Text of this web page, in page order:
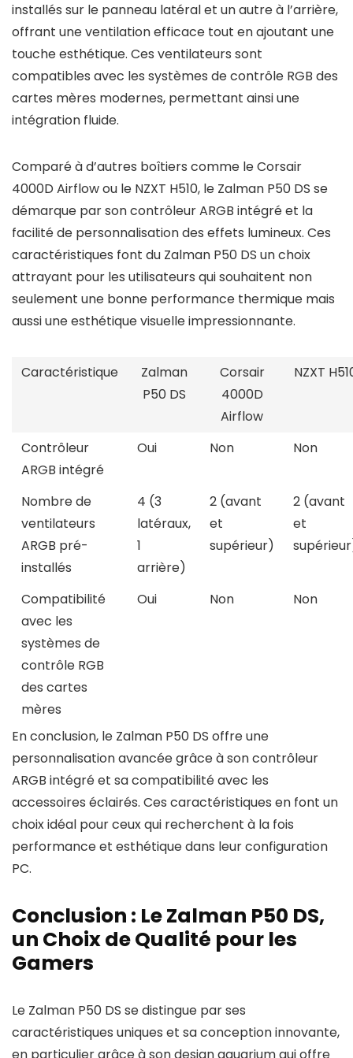
installés sur le panneau latéral et un autre à l’arrière,
offrant une ventilation efficace tout en ajoutant une
touche esthétique. Ces ventilateurs sont
compatibles avec les systèmes de contrôle RGB des
cartes mères modernes, permettant ainsi une
intégration fluide.
Comparé à d’autres boîtiers comme le Corsair
4000D Airflow ou le NZXT H510, le Zalman P50 DS se
démarque par son contrôleur ARGB intégré et la
facilité de personnalisation des effets lumineux. Ces
caractéristiques font du Zalman P50 DS un choix
attrayant pour les utilisateurs qui souhaitent non
seulement une bonne performance thermique mais
aussi une esthétique visuelle impressionnante.
Caractéristique
Zalman
P50 DS
Corsair
4000D
Airflow
NZXT
Contrôleur
ARGB intégré
Oui Non Non
Nombre de
ventilateurs
ARGB pré-
installés
4 (3
latéraux,
1
arrière)
2 (avant
et
supérieur)
2 (avant
et
Compatibilité
avec les
systèmes de
contrôle RGB
des cartes
mères
Oui Non Non
En conclusion, le Zalman P50 DS offre une
personnalisation avancée grâce à son contrôleur
ARGB intégré et sa compatibilité avec les
accessoires éclairés. Ces caractéristiques en font un
choix idéal pour ceux qui recherchent à la fois
performance et esthétique dans leur configuration
PC.
Conclusion : Le Zalman P50 DS,
un Choix de Qualité pour les
Gamers
Le Zalman P50 DS se distingue par ses
caractéristiques uniques et sa conception innovante,